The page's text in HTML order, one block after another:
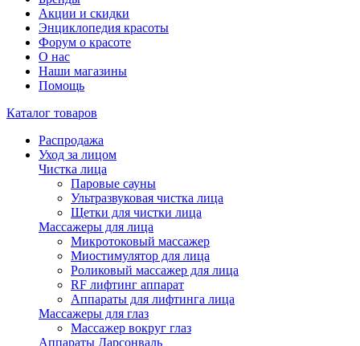
Акции и скидки
Энциклопедия красоты
Форум о красоте
О нас
Наши магазины
Помощь
Каталог товаров
Распродажа
Уход за лицом
Чистка лица
Паровые сауны
Ультразвуковая чистка лица
Щетки для чистки лица
Массажеры для лица
Микротоковый массажер
Миостимулятор для лица
Роликовый массажер для лица
RF лифтинг аппарат
Аппараты для лифтинга лица
Массажеры для глаз
Массажер вокруг глаз
Аппараты Дарсонваль